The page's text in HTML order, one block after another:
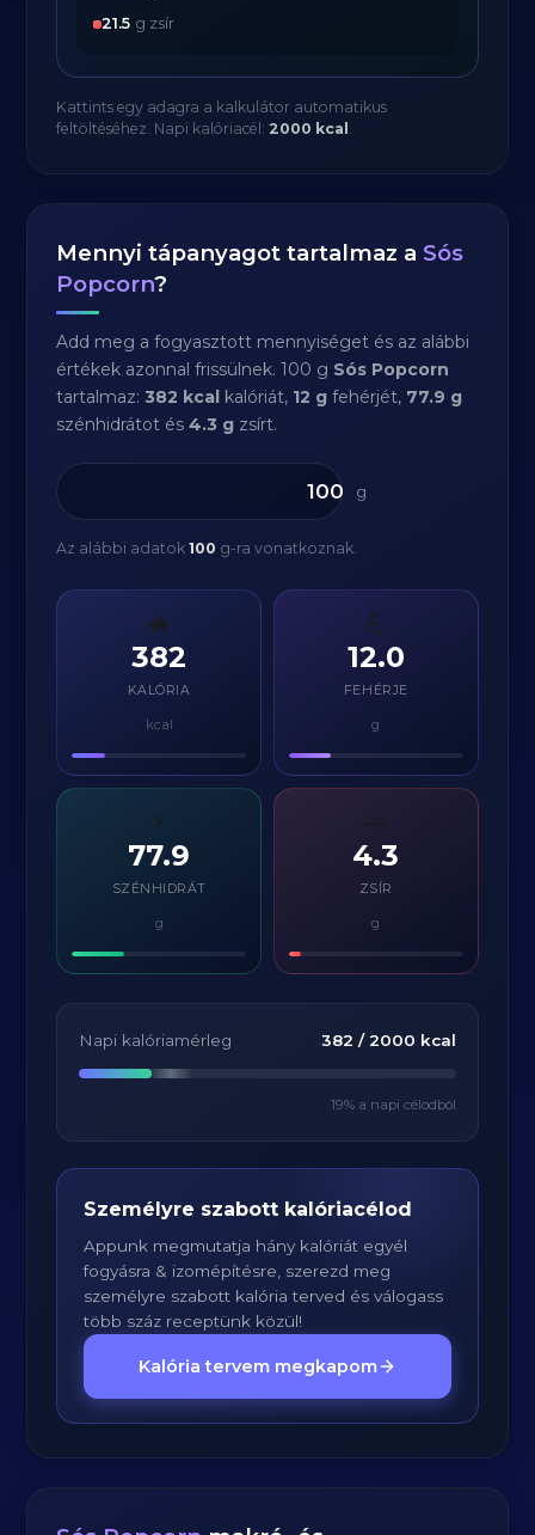
21.5 g zsír
Kattints egy adagra a kalkulátor automatikus
feltöltéséhez. Napi kalóriacél: 2000 kcal .
Mennyi tápanyagot tartalmaz a Sós
Popcorn?
Add meg a fogyasztott mennyiséget és az alábbi
értékek azonnal frissülnek. 100 g Sós Popcorn
tartalmaz:382 kcal kalóriát, 12 g fehérjét, 77.9 g
szénhidrátot és4.3 g zsírt.
g
Az alábbi adatok100 g-ra vonatkoznak.
🔥
382
KALÓRIA
kcal
💪
12.0
FEHÉRJE
g
⚡
77.9
SZÉNHIDRÁT
g
4.3
ZSÍR
g
Napi kalóriamérleg 382 / 2000 kcal
19% a napi célodból
Személyre szabott kalóriacélod
Appunk megmutatja hány kalóriát egyél
fogyásra & izomépítésre, szerezd meg
személyre szabott kalória terved és válogass
több száz receptünk közül!
Kalória tervem megkapom